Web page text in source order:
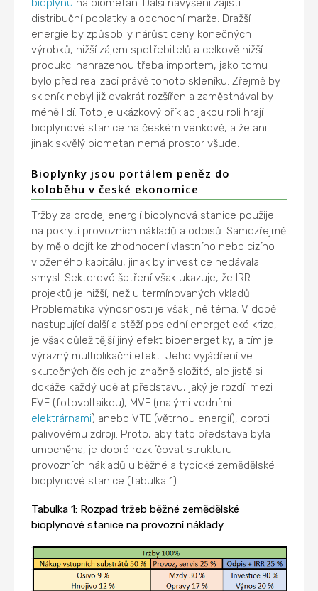
bioplynu na biometan. Další navýšení zajistí
distribuční poplatky a obchodní marže. Dražší
energie by způsobily nárůst ceny konečných
výrobků, nižší zájem spotřebitelů a celkově nižší
produkci nahrazenou třeba importem, jako tomu
bylo před realizací právě tohoto skleníku. Zřejmě by
skleník nebyl již dvakrát rozšířen a zaměstnával by
méně lidí. Toto je ukázkový příklad jakou roli hrají
bioplynové stanice na českém venkově, a že ani
jinak skvělý biometan nemá prostor všude.
Bioplynky jsou portálem peněz do
koloběhu v české ekonomice
Tržby za prodej energií bioplynová stanice použije
na pokrytí provozních nákladů a odpisů. Samozřejmě
by mělo dojít ke zhodnocení vlastního nebo cizího
vloženého kapitálu, jinak by investice nedávala
smysl. Sektorové šetření však ukazuje, že IRR
projektů je nižší, než u termínovaných vkladů.
Problematika výnosnosti je však jiné téma. V době
nastupující další a stěží poslední energetické krize,
je však důležitější jiný efekt bioenergetiky, a tím je
výrazný multiplikační efekt. Jeho vyjádření ve
skutečných číslech je značně složité, ale jistě si
dokáže každý udělat představu, jaký je rozdíl mezi
FVE (fotovoltaikou), MVE (malými vodními
elektrárnami) anebo VTE (větrnou energií), oproti
palivovému zdroji. Proto, aby tato představa byla
umocněna, je dobré rozklíčovat strukturu
provozních nákladů u běžné a typické zemědělské
bioplynové stanice (tabulka 1).
Tabulka 1: Rozpad tržeb běžné zemědělské
bioplynové stanice na provozní náklady